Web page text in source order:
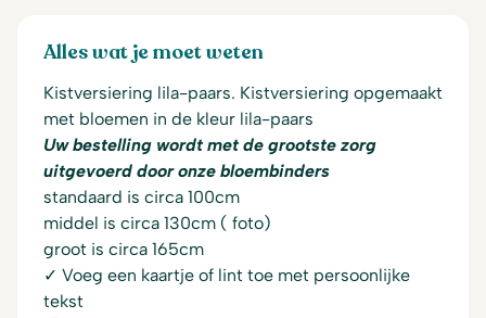
Alles wat je moet weten
Kistversiering lila-paars. Kistversiering opgemaakt
met bloemen in de kleur lila-paars
Uw bestelling wordt met de grootste zorg
uitgevoerd door onze bloembinders
standaard is circa 100cm
middel is circa 130cm ( foto)
groot is circa 165cm
✓ Voeg een kaartje of lint toe met persoonlijke
tekst